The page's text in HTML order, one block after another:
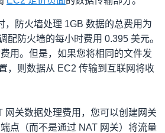
，防火墙处理 1GB 数据的总费用为
配防火墙的每小时费用 0.395 美元。
用。但是，如果您将相同的文件发
，则数据从 EC2 传输到互联网将收
网关数据处理费用，您可以创建网关
点（而不是通过 NAT 网关）将流量